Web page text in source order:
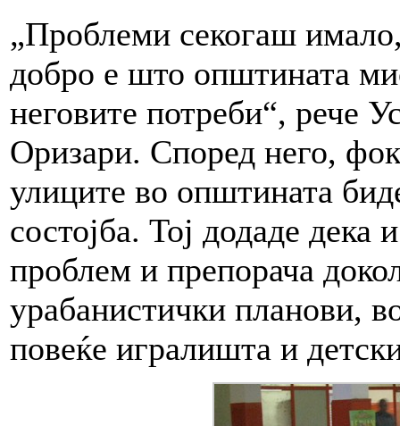
„Проблеми секогаш
добро е што општината
неговите потреби“, рече
Оризари. Според него,
улиците во општината
состојба. Тој додаде дека
проблем и препорача
урабанистички планови,
повеќе игралишта и